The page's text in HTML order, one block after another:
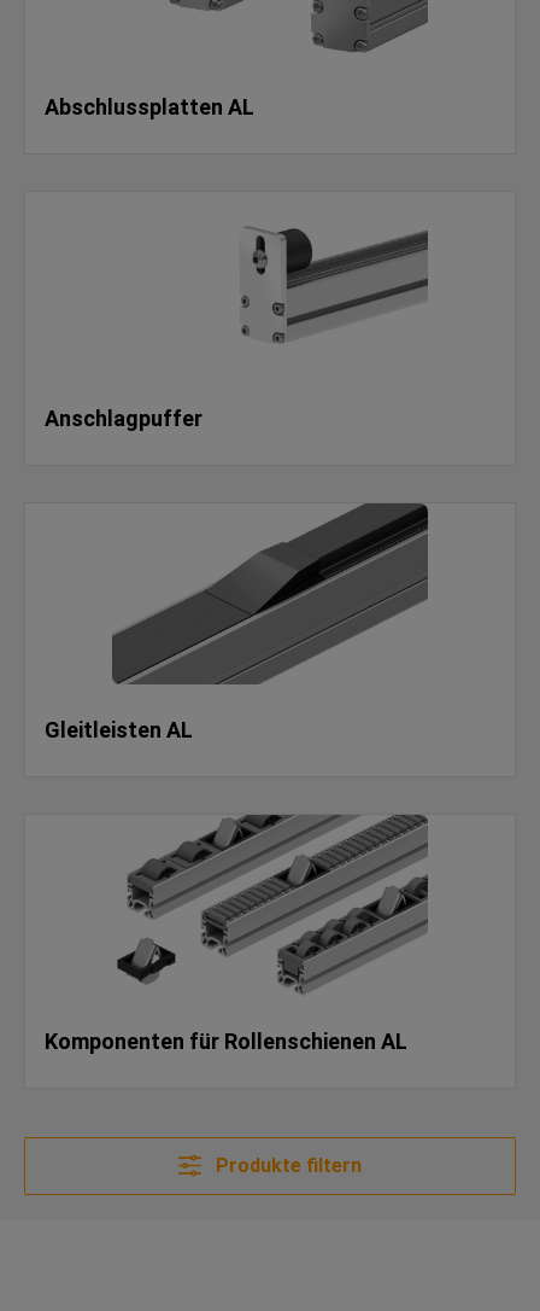
Abschlussplatten AL
Anschlagpuffer
Gleitleisten AL
Komponenten für Rollenschienen AL
Produkte filtern